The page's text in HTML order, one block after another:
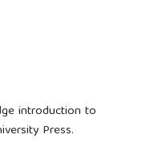
introduction to
Press.